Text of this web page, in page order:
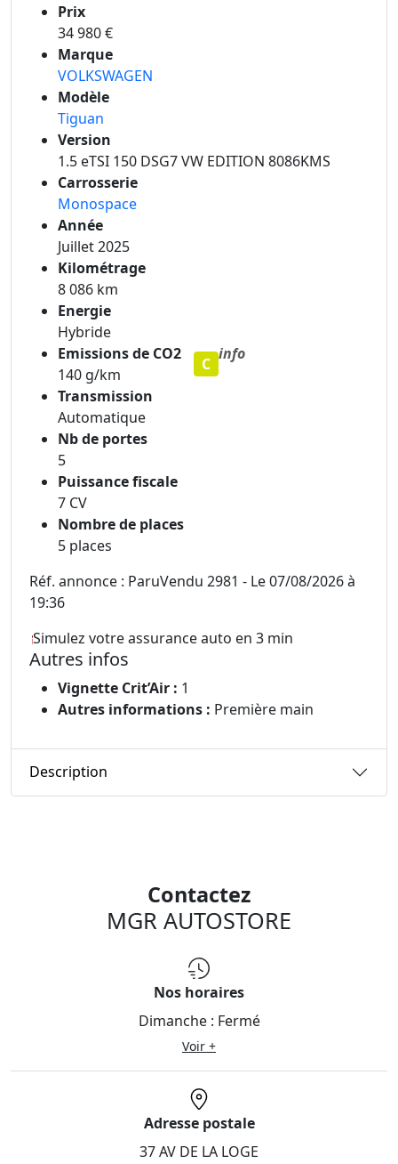
Prix
34 980 €
Marque
VOLKSWAGEN
Modèle
Tiguan
Version
1.5 eTSI 150 DSG7 VW EDITION 8086KMS
Carrosserie
Monospace
Année
Juillet 2025
Kilométrage
8 086 km
Energie
Hybride
Emissions de CO2
140 g/km
C
info
Transmission
Automatique
Nb de portes
5
Puissance fiscale
7 CV
Nombre de places
5 places
Réf. annonce : ParuVendu 2981 - Le 07/08/2026 à
19:36
Simulez votre assurance auto en 3 min
Autres infos
Vignette Crit’Air : 1
Autres informations : Première main
Description
Contactez
MGR AUTOSTORE
Nos horaires
Dimanche : Fermé
Voir +
Adresse postale
37 AV DE LA LOGE